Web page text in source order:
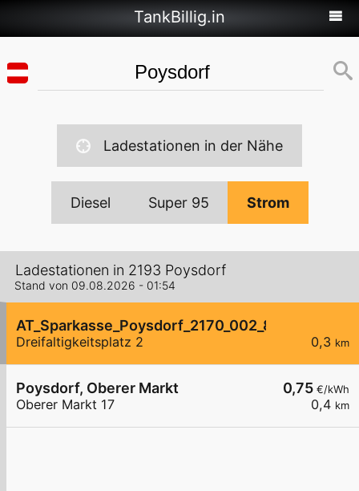
TankBillig.in
Ladestationen in der Nähe
Diesel Super 95 Strom
Ladestationen in 2193 Poysdorf
Stand von 09.08.2026 - 01:54
0,3 km
AT_Sparkasse_Poysdorf_2170_002_8211012707
Dreifaltigkeitsplatz 2
0,75 €/kWh
0,4 km
Poysdorf, Oberer Markt
Oberer Markt 17